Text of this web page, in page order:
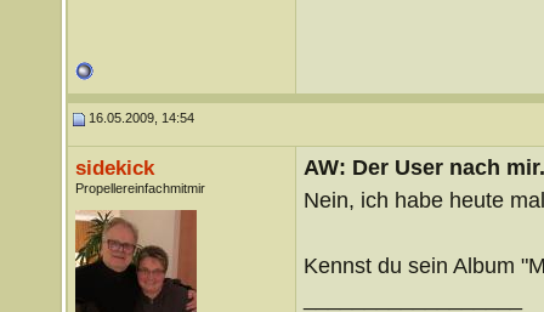
16.05.2009, 14:54
sidekick
Propellereinfachmitmir
AW: Der User nach
Nein, ich habe heute
Kennst du sein Album